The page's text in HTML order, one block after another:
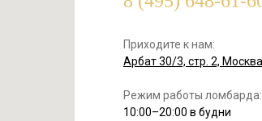
Приходите к нам:
Арбат 30/3, стр. 2, Москва
Режим работы ломбарда:
10:00–20:00 в будни